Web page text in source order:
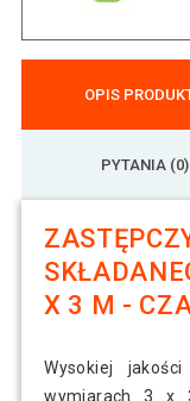
OPIS
PYTANIA (0)
X 3 M -
Wysokiej
wymiarach 3 x